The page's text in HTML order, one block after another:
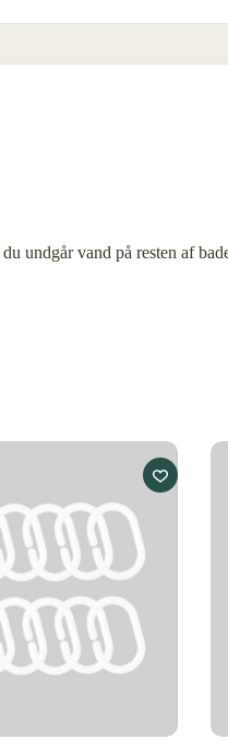
undgår vand på resten af